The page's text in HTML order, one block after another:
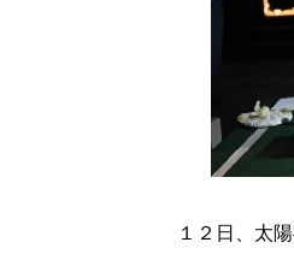
１２日、太